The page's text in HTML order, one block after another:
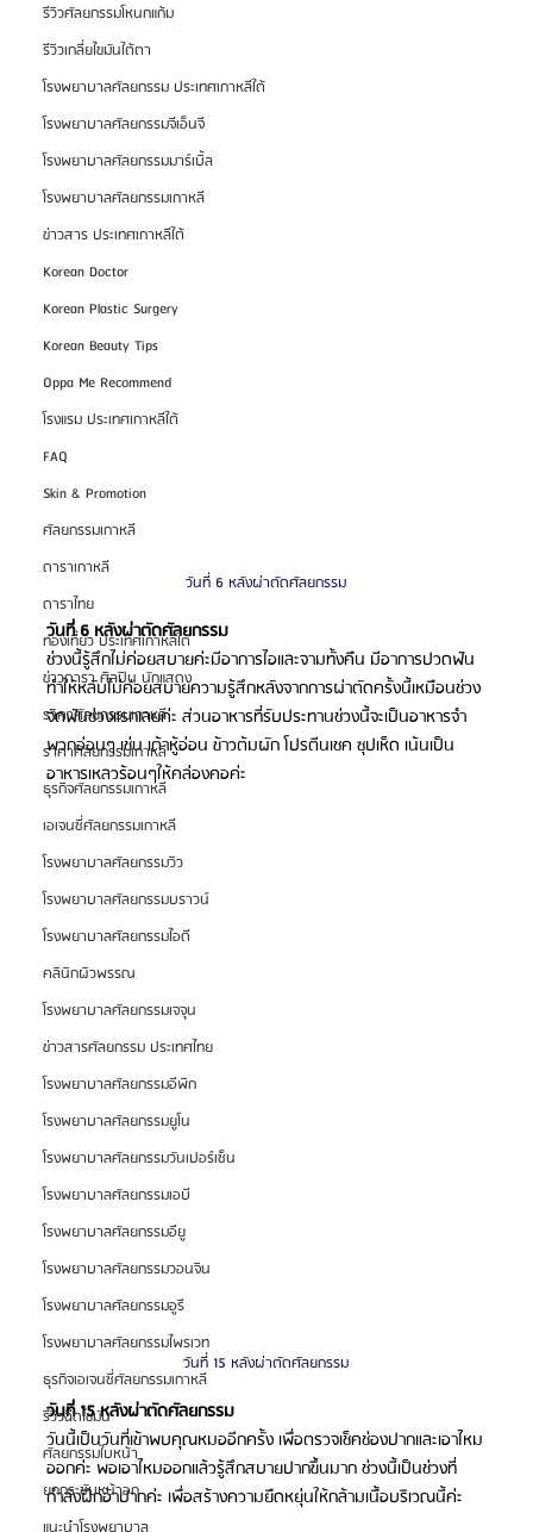
รีวิวศัลยกรรมโหนกแก้ม
รีวิวเกลี่ยไขมันใต้ตา
โรงพยาบาลศัลยกรรม ประเทศเกาหลีใต้
โรงพยาบาลศัลยกรรมจีเอ็นจี
โรงพยาบาลศัลยกรรมมาร์เบิ้ล
โรงพยาบาลศัลยกรรมเกาหลี
ข่าวสาร ประเทศเกาหลีใต้
Korean Doctor
Korean Plastic Surgery
Korean Beauty Tips
Oppa Me Recommend
โรงแรม ประเทศเกาหลีใต้
FAQ
Skin & Promotion
ศัลยกรรมเกาหลี
ดาราเกาหลี
ดาราไทย
ท่องเที่ยว ประเทศเกาหลีใต้
ข่าวดารา ศิลปิน นักแสดง
ราคาศัลยกรรมเกาหลี
ราคาศัลยกรรมเกาหลี
ธุรกิจศัลยกรรมเกาหลี
เอเจนซี่ศัลยกรรมเกาหลี
โรงพยาบาลศัลยกรรมวิว
โรงพยาบาลศัลยกรรมบราวน์
โรงพยาบาลศัลยกรรมไอดี
คลินิกผิวพรรณ
โรงพยาบาลศัลยกรรมเจจุน
ข่าวสารศัลยกรรม ประเทศไทย
โรงพยาบาลศัลยกรรมอีพิก
โรงพยาบาลศัลยกรรมยูโน
โรงพยาบาลศัลยกรรมวันเปอร์เซ็น
โรงพยาบาลศัลยกรรมเอบี
โรงพยาบาลศัลยกรรมอียู
โรงพยาบาลศัลยกรรมวอนจิน
โรงพยาบาลศัลยกรรมอูรี
โรงพยาบาลศัลยกรรมไพรเวท
ธุรกิจเอเจนซี่ศัลยกรรมเกาหลี
รีวิวฉีดไขมัน
ศัลยกรรมใบหน้า
ยกกระชับหน้าอก
วันที่ 6 หลังผ่าตัดศัลยกรรม
วันที่ 6 หลังผ่าตัดศัลยกรรม
ช่วงนี้รู้สึกไม่ค่อยสบายค่ะมีอาการไอและจามทั้งคืน มีอาการปวดฟัน
ทำให้หลับไม่ค่อยสบายความรู้สึกหลังจากการผ่าตัดครั้งนี้เหมือนช่วง
จัดฟันช่วงแรกเลยค่ะ ส่วนอาหารที่รับประทานช่วงนี้จะเป็นอาหารจำ
พวกอ่อนๆ เช่น เต้าหู้อ่อน ข้าวต้มผัก โปรตีนเชค ซุปเห็ด เน้นเป็น
อาหารเหลวร้อนๆให้คล่องคอค่ะ
วันที่ 15 หลังผ่าตัดศัลยกรรม
วันที่ 15 หลังผ่าตัดศัลยกรรม
วันนี้เป็นวันที่เข้าพบคุณหมออีกครั้ง เพื่อตรวจเช็คช่องปากและเอาไหม
ออกค่ะ พอเอาไหมออกแล้วรู้สึกสบายปากขึ้นมาก ช่วงนี้เป็นช่วงที่
กำลังฝึกอ้าปากค่ะ เพื่อสร้างความยืดหยุ่นให้กล้ามเนื้อบริเวณนี้ค่ะ